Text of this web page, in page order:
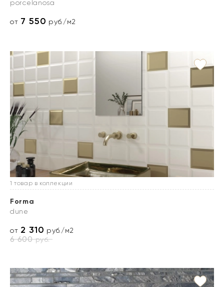
porcelanosa
от 7 550 руб./м2
1 товар в коллекции
Forma
dune
от 2 310 руб./м2
6 600руб.